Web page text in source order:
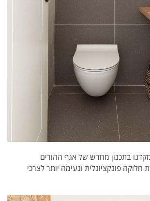
בתכנון מחדש של אגף ההורים
חלוקה פונקציונלית ונעימה יותר לצרכי